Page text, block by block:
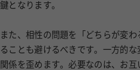
鍵となります。
また、相性の問題を「どちらが変
ることも避けるべきです。一方的
関係を歪めます。必要なのは、お